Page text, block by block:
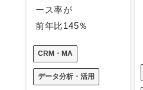
ース率が
前年比145％
CRM・MA
データ分析・活用